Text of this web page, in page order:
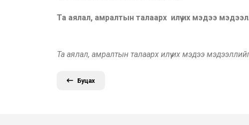
Та аялал, амралтын талаарх илүү их мэдээ
Та аялал, амралтын талаарх илүү их мэдээ
Буцах